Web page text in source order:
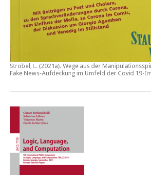
Ströbel, L. (2021a). Wege aus der
Fake News-Aufdeckung im Umfeld der Covid 19-